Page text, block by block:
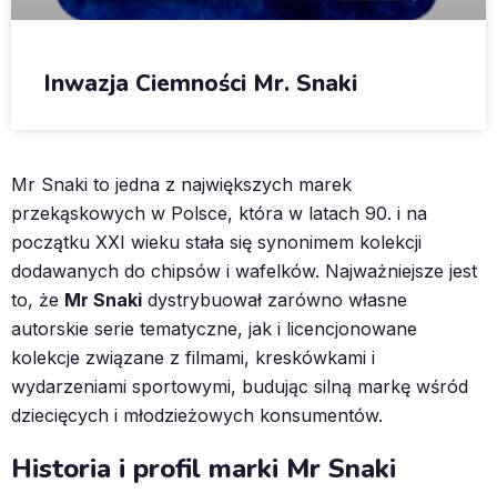
Inwazja Ciemności Mr. Snaki
Mr Snaki to jedna z największych marek
przekąskowych w Polsce, która w latach 90. i na
początku XXI wieku stała się synonimem kolekcji
dodawanych do chipsów i wafelków. Najważniejsze jest
to, że Mr Snaki dystrybuował zarówno własne
autorskie serie tematyczne, jak i licencjonowane
kolekcje związane z filmami, kreskówkami i
wydarzeniami sportowymi, budując silną markę wśród
dziecięcych i młodzieżowych konsumentów.
Historia i profil marki Mr Snaki